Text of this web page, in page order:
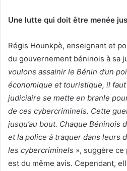
Une lutte qui doit être menée
Régis Hounkpè, enseignant et
du gouvernement béninois à sa
voulons assainir le Bénin d’un
économique et touristique, il faut
judiciaire se mette en branle
de ces cybercriminels. Cette
jusqu’au bout. Chaque Béninois
et la police à traquer dans leurs
les cybercriminels », suggère
est du même avis. Cependant,